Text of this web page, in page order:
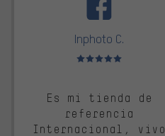
Inphoto C.
Valoración media: 5 de 5
Es mi tienda de
referencia
Internacional, vivo